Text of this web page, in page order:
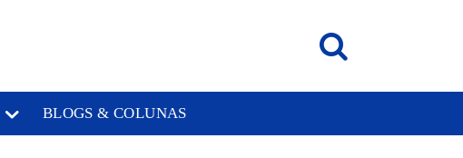
BLOGS & COLUNAS